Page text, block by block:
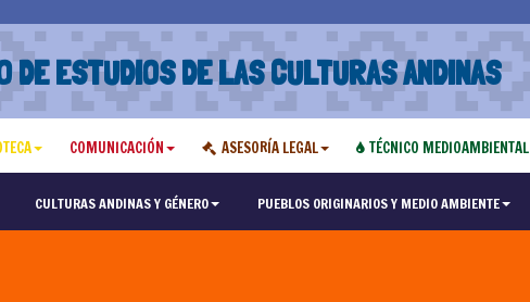
DE ESTUDIOS DE LAS CULTURAS ANDINAS
COMUNICACIÓN ASESORÍA LEGAL TÉCNICO MEDIOAMBIENTAL
CULTURAS ANDINAS Y GÉNERO PUEBLOS ORIGINARIOS Y MEDIO AMBIENTE